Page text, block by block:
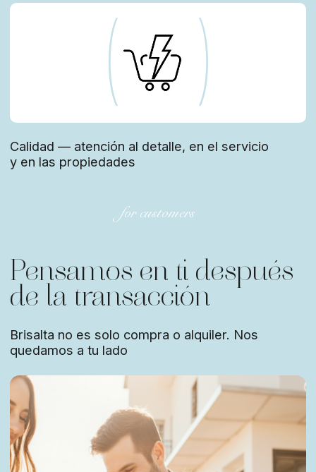
Brisalta — un espacio
para el crecimiento y la
libertad de los agentes
Construimos un ecosistema donde los agentes no
son competidores, sino socios.
oficinas modernas y coworking con estilo
los porcentajes más altos de comisiones
apoyo a la marca personal
Brisalta es mucho
más que una agencia
inmobiliaria